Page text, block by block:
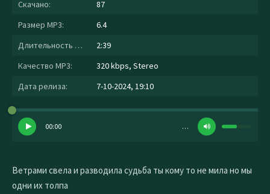
Скачано:
87
Размер MP3:
6.4
Длительность MP3:
2:39
Качество MP3:
320 kbps, Stereo
Дата релиза:
7-10-2024, 19:10
00:00 …
Ветрами свела и разводила судьба ты кому то не мила но мы
одни их толпа